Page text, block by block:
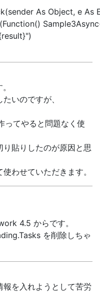
As Object, e As
いのですが、
ってやると問題なく使
貼りしたのが原因と思
わせていただきます。
4.5 からです。
を削除しちゃ
を入れようとして苦労